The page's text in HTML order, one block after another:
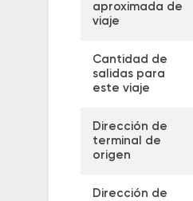
aproximada de
viaje
Cantidad de
salidas para
este viaje
Dirección de
terminal de
origen
Dirección de